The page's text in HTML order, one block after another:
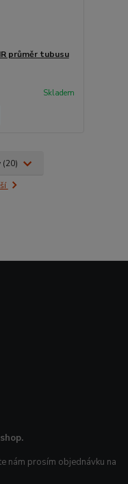
průměr tubusu
Skladem
nám prosím objednávku na